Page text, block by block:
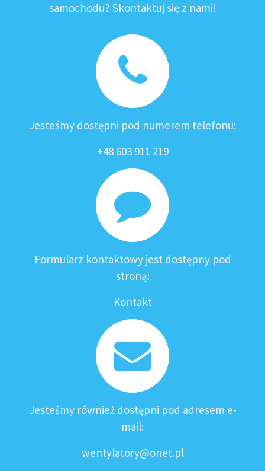
samochodu? Skontaktuj się z nami!
Jesteśmy dostępni pod numerem telefonu:
+48 603 911 219
Formularz kontaktowy jest dostępny pod
stroną:
Kontakt
Jesteśmy również dostępni pod adresem e-
mail:
wentylatory@onet.pl